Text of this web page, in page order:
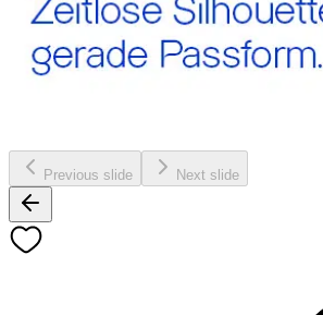
Previous slide Next slide